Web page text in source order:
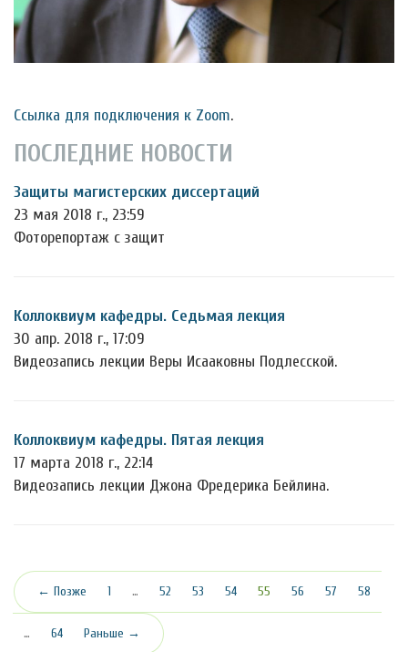
Ссылка для подключения к Zoom.
ПОСЛЕДНИЕ НОВОСТИ
Защиты магистерских диссертаций
23 мая 2018 г., 23:59
Фоторепортаж с защит
Коллоквиум кафедры. Седьмая лекция
30 апр. 2018 г., 17:09
Видеозапись лекции Веры Исааковны Подлесской.
Коллоквиум кафедры. Пятая лекция
17 марта 2018 г., 22:14
Видеозапись лекции Джона Фредерика Бейлина.
← Позже 1 … 52 53 54 55 (текущая)
56 57 58
… 64 Раньше →